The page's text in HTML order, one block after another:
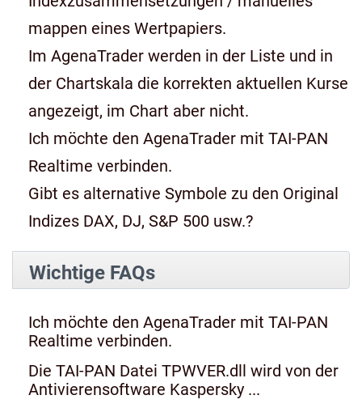
mappen eines Wertpapiers.
Im AgenaTrader werden in der Liste und in
der Chartskala die korrekten aktuellen Kurse
angezeigt, im Chart aber nicht.
Ich möchte den AgenaTrader mit TAI-PAN
Realtime verbinden.
Gibt es alternative Symbole zu den Original
Indizes DAX, DJ, S&P 500 usw.?
Wichtige FAQs
Ich möchte den AgenaTrader mit TAI-PAN
Realtime verbinden.
Die TAI-PAN Datei TPWVER.dll wird von der
Antivierensoftware Kaspersky ...